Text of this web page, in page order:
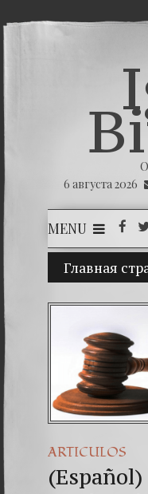
6 августа 2026
MENU
Главная
(Español) Mi
ARTICULOS